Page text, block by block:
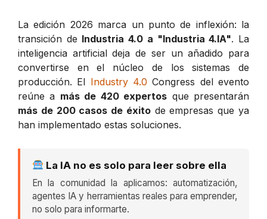
La edición 2026 marca un punto de inflexión: la
transición de Industria 4.0 a "Industria 4.IA". La
inteligencia artificial deja de ser un añadido para
convertirse en el núcleo de los sistemas de
producción. El Industry 4.0 Congress del evento
reúne a más de 420 expertos que presentarán
más de 200 casos de éxitode empresas que ya
han implementado estas soluciones.
La IA no es solo para leer sobre ella
En la comunidad la aplicamos: automatización,
agentes IA y herramientas reales para emprender,
no solo para informarte.